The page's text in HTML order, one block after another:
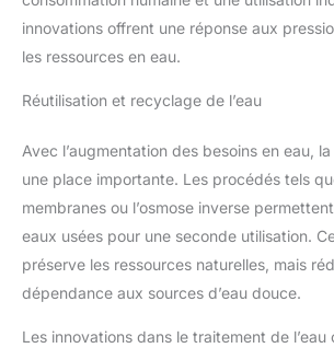
innovations offrent une réponse aux
les ressources en eau.
Réutilisation et recyclage de l’eau
Avec l’augmentation des besoins en eau,
une place importante. Les procédés tels
membranes ou l’osmose inverse
eaux usées pour une seconde utilisation.
préserve les ressources naturelles, mais
dépendance aux sources d’eau douce.
Les innovations dans le traitement de l’eau